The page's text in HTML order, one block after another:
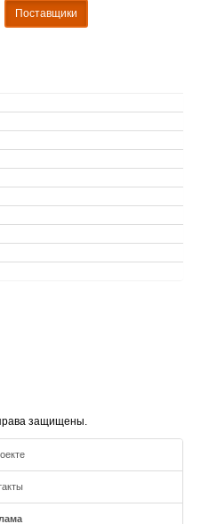
Поставщики
защищены.